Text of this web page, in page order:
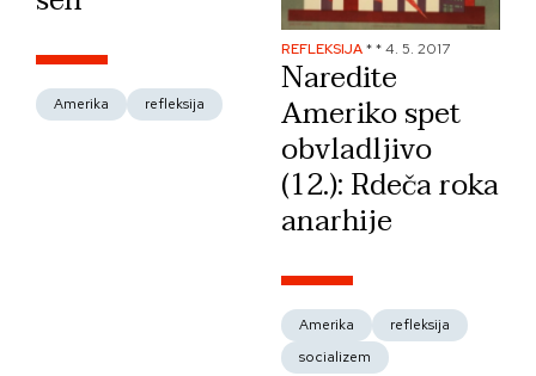
Amerika refleksija
REFLEKSIJA**4. 5. 2017
Naredite
Ameriko spet
obvladljivo
(12.): Rdeča roka
anarhije
Amerika
refleksija
socializem